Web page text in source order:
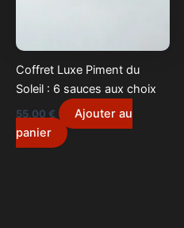
Coffret Luxe Piment du
Soleil : 6 sauces aux choix
55,00 €
Ajouter au
panier